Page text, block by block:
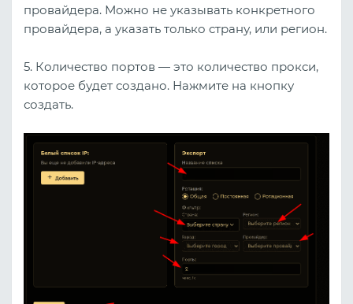
провайдера. Можно не указывать конкретного
провайдера, а указать только страну, или регион.
5. Количество портов — это количество прокси,
которое будет создано. Нажмите на кнопку
создать.